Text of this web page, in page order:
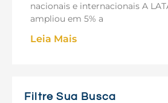
nacionais e internacionais A
ampliou em 5% a
Leia Mais
Filtre Sua Busca